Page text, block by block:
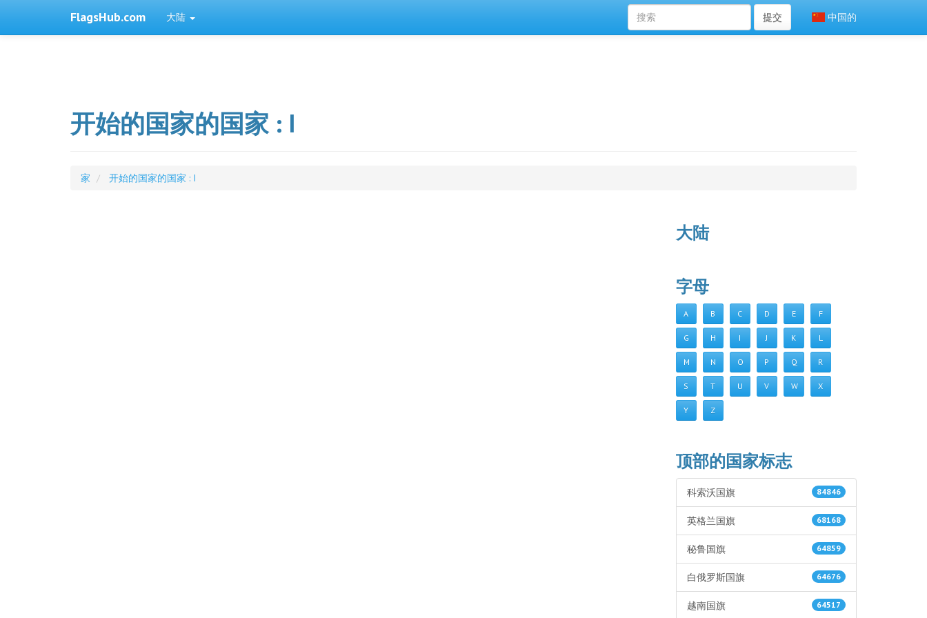
FlagsHub.com 大陆 中国的
提交
开始的国家的国家 : I
家 开始的国家的国家 : I
大陆
字母
A B C D E F
G H I J K L
M N O P Q R
S T U V W X
Y Z
顶部的国家标志
84846
科索沃国旗
68168
英格兰国旗
64859
秘鲁国旗
64676
白俄罗斯国旗
64517
越南国旗